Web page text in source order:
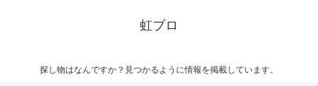
虹ブロ
探し物はなんですか？見つかるように情報を掲載しています。